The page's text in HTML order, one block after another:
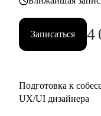
Записаться 4
Подготовка к
UX/UI дизайнера